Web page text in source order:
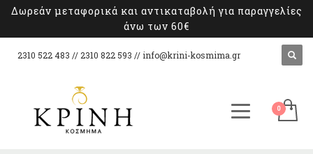
Δωρεάν μεταφορικά και αντικαταβολή για παραγγελίες
άνω των 60€
2310 522 483 // 2310 822 593 // info@krini-kosmima.gr